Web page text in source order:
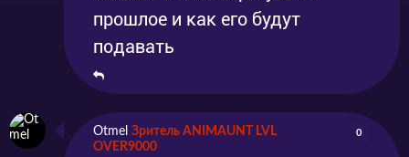
прошлое и как его будут
подавать
Otmel Зритель ANIMAUNT LVL
OVER9000
0